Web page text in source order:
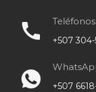
call Teléfonos:
+507
+507